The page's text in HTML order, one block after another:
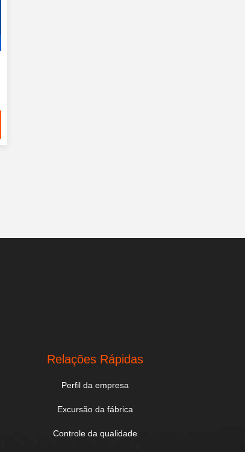
Relações Rápidas
Perfil da empresa
Excursão da fábrica
Controle da qualidade